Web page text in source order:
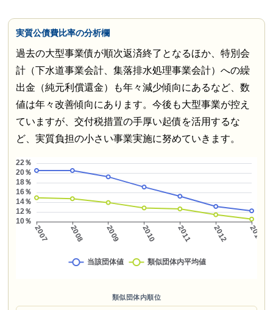
実質公債費比率の分析欄
過去の大型事業債が順次返済終了となるほか、特別会
計（下水道事業会計、集落排水処理事業会計）への繰
出金（純元利償還金）も年々減少傾向にあるなど、数
値は年々改善傾向にあります。今後も大型事業が控え
ていますが、交付税措置の手厚い起債を活用するな
ど、実質負担の小さい事業実施に努めていきます。
類似団体内順位